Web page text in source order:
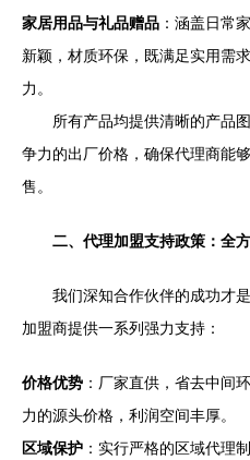
家居用品与礼品赠品 ：涵盖日常
新颖，材质环保，既满足实用需
力。
所有产品均提供清晰的产品
争力的出厂价格，确保代理商能
售。
二、代理加盟支持政策：全
我们深知合作伙伴的成功才
加盟商提供一系列强力支持：
价格优势 ：厂家直供，省去中间
力的源头价格，利润空间丰厚。
区域保护 ：实行严格的区域代理